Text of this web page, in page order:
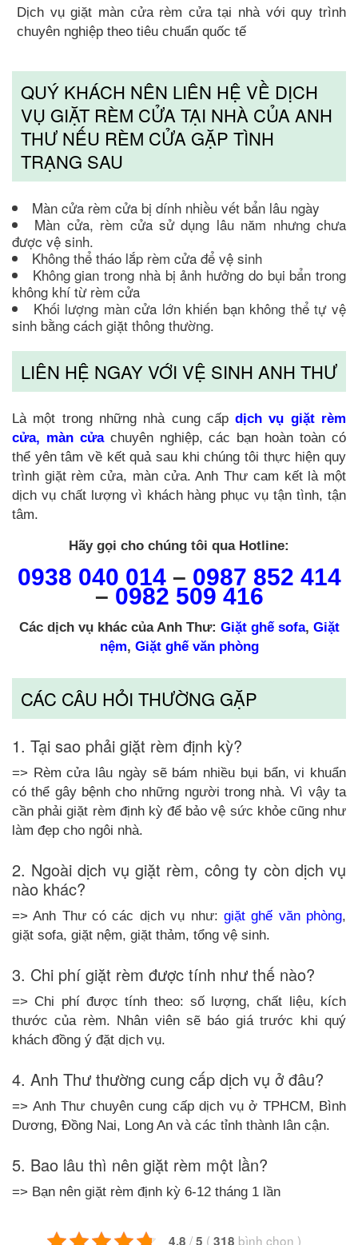
Dịch vụ giặt màn cửa rèm cửa tại nhà với quy trình
chuyên nghiệp theo tiêu chuẩn quốc tế
QUÝ KHÁCH NÊN LIÊN HỆ VỀ DỊCH
VỤ GIẶT RÈM CỬA TẠI NHÀ CỦA ANH
THƯ NẾU RÈM CỬA GẶP TÌNH
TRẠNG SAU
Màn cửa rèm cửa bị dính nhiều vết bẩn lâu ngày
Màn cửa, rèm cửa sử dụng lâu năm nhưng chưa
được vệ sinh.
Không thể tháo lắp rèm cửa để vệ sinh
Không gian trong nhà bị ảnh hưởng do bụi bẩn trong
không khí từ rèm cửa
Khối lượng màn cửa lớn khiến bạn không thể tự vệ
sinh bằng cách giặt thông thường.
LIÊN HỆ NGAY VỚI VỆ SINH ANH THƯ
Là một trong những nhà cung cấpdịch vụ giặt rèm
cửa, màn cửa chuyên nghiệp, các bạn hoàn toàn có
thể yên tâm về kết quả sau khi chúng tôi thực hiện quy
trình giặt rèm cửa, màn cửa. Anh Thư cam kết là một
dịch vụ chất lượng vì khách hàng phục vụ tận tình, tận
tâm.
Hãy gọi cho chúng tôi qua Hotline:
0938 040 014– 0987 852 414
– 0982 509 416
Các dịch vụ khác của Anh Thư: Giặt ghế sofa, Giặt
nệm, Giặt ghế văn phòng
CÁC CÂU HỎI THƯỜNG GẶP
1. Tại sao phải giặt rèm định kỳ?
=> Rèm cửa lâu ngày sẽ bám nhiều bụi bẩn, vi khuẩn
có thể gây bệnh cho những người trong nhà. Vì vậy ta
cần phải giặt rèm định kỳ để bảo vệ sức khỏe cũng như
làm đẹp cho ngôi nhà.
2. Ngoài dịch vụ giặt rèm, công ty còn dịch vụ
nào khác?
=> Anh Thư có các dịch vụ như: giặt ghế văn phòng,
giặt sofa, giặt nệm, giặt thảm, tổng vệ sinh.
3. Chi phí giặt rèm được tính như thế nào?
=> Chi phí được tính theo: số lượng, chất liệu, kích
thước của rèm. Nhân viên sẽ báo giá trước khi quý
khách đồng ý đặt dịch vụ.
4. Anh Thư thường cung cấp dịch vụ ở đâu?
=> Anh Thư chuyên cung cấp dịch vụ ở TPHCM, Bình
Dương, Đồng Nai, Long An và các tỉnh thành lân cận.
5. Bao lâu thì nên giặt rèm một lần?
=> Bạn nên giặt rèm định kỳ 6-12 tháng 1 lần
4.8 /5 ( 318 bình chọn )